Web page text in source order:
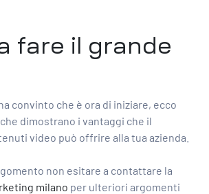
fare il grande
convinto che è ora di iniziare, ecco
dimostrano i vantaggi che il
video può offrire alla tua azienda.
non esitare a contattare la
milano per ulteriori argomenti